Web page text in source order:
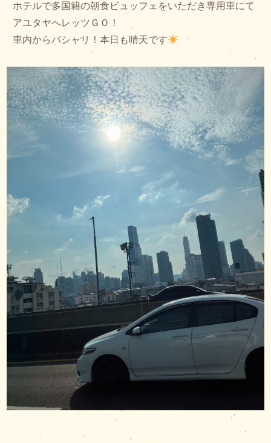
ホテルで多国籍の朝食ビュッフェをいただき専用車にて
アユタヤへレッツＧＯ！
車内からパシャリ！本日も晴天です